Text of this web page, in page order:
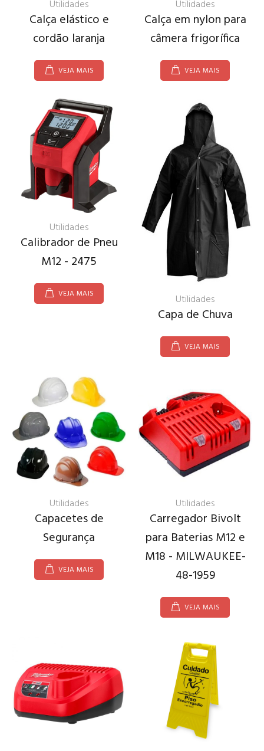
Utilidades
Calça elástico e
cordão laranja
VEJA MAIS
Utilidades
Calça em nylon para
câmera frigorífica
VEJA MAIS
Utilidades
Calibrador de Pneu
M12 - 2475
VEJA MAIS Utilidades
Capa de Chuva
VEJA MAIS
Utilidades
Capacetes de
Segurança
VEJA MAIS
Utilidades
Carregador Bivolt
para Baterias M12 e
M18 - MILWAUKEE-
48-1959
VEJA MAIS